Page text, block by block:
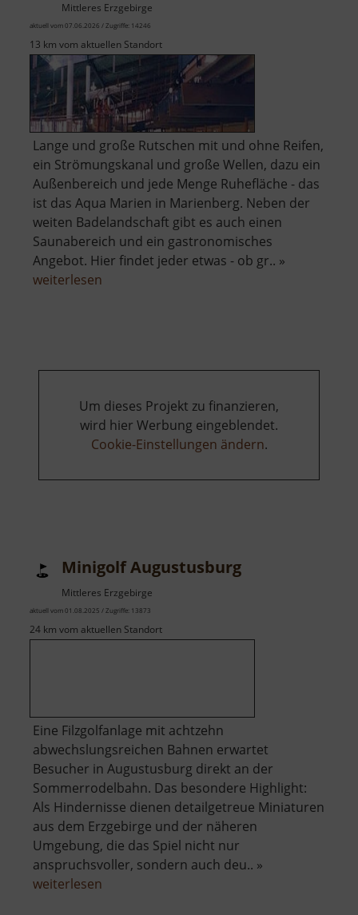
Mittleres Erzgebirge
aktuell vom 07.06.2026 / Zugriffe: 14246
13 km vom aktuellen Standort
Lange und große Rutschen mit und ohne Reifen,
ein Strömungskanal und große Wellen, dazu ein
Außenbereich und jede Menge Ruhefläche - das
ist das Aqua Marien in Marienberg. Neben der
weiten Badelandschaft gibt es auch einen
Saunabereich und ein gastronomisches
Angebot. Hier findet jeder etwas - ob gr.. »
weiterlesen
Um dieses Projekt zu finanzieren,
wird hier Werbung eingeblendet.
Cookie-Einstellungen ändern.
Minigolf Augustusburg
Mittleres Erzgebirge
aktuell vom 01.08.2025 / Zugriffe: 13873
24 km vom aktuellen Standort
Eine Filzgolfanlage mit achtzehn
abwechslungsreichen Bahnen erwartet
Besucher in Augustusburg direkt an der
Sommerrodelbahn. Das besondere Highlight:
Als Hindernisse dienen detailgetreue Miniaturen
aus dem Erzgebirge und der näheren
Umgebung, die das Spiel nicht nur
anspruchsvoller, sondern auch deu.. »
weiterlesen